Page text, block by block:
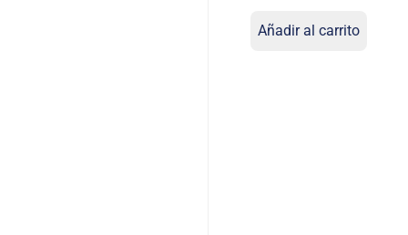
Añadir al carrito